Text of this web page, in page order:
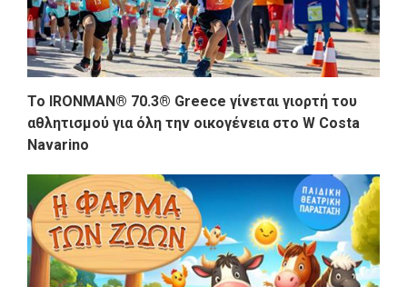
Το IRONMAN® 70.3® Greece γίνεται γιορτή του
αθλητισμού για όλη την οικογένεια στο W Costa
Navarino